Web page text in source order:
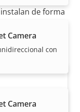
Camera
con
Camera
de forma